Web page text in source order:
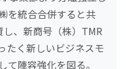
を統合合併すると共
、新商号（株）TMR
たく新しいビジネスモ
て陣容強化を図る。